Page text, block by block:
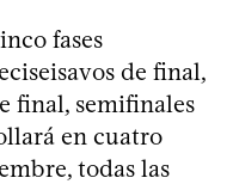
fases
de final,
final, semifinales
en cuatro
todas las